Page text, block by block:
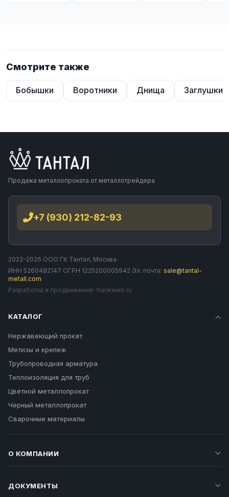
Смотрите также
Бобышки Воротники Днища Заглушки
Продажа металлопроката от металлотрейдера
+7 (930) 212-82-93
2022–2026 ООО ГК Тантал, Москва
ИНН 5260482147 ОГРН 1225200005942 Эл. почта: sale@tantal-
metall.com
Разработка и продвижение: frankweb.ru
КАТАЛОГ
Нержавеющий прокат
Метизы и крепеж
Трубопроводная арматура
Теплоизоляция для труб
Цветной металлопрокат
Черный металлопрокат
Сварочные материалы
О КОМПАНИИ
ДОКУМЕНТЫ